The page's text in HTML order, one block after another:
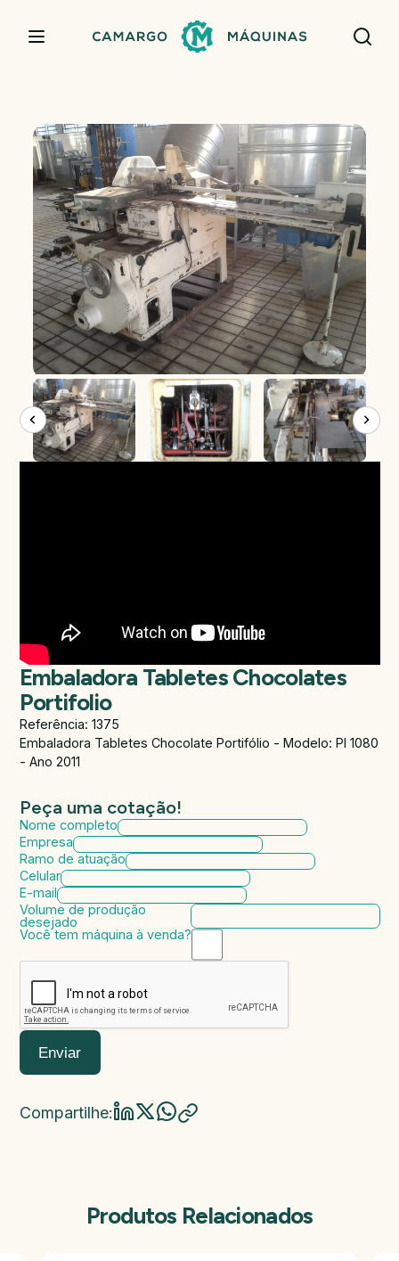
Embaladora Tabletes Chocolates
Portifolio
Referência: 1375
Embaladora Tabletes Chocolate Portifólio - Modelo: PI 1080
- Ano 2011
Peça uma cotação!
Nome completo
Empresa
Ramo de atuação
Celular
E-mail
Volume de produção
desejado
Você tem máquina à venda?
Marca da máquina
Modelo da máquina
Ano de fabricação
Valor da máquina
Enviar
Compartilhe:
Produtos Relacionados